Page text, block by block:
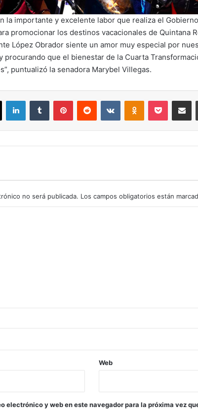
la importante y excelente labor que realiza el
promocionar los destinos vacacionales de Quintana
López Obrador siente un amor muy especial por
procurando que el bienestar de la Cuarta
puntualizó la senadora Marybel Villegas.
X LinkedInTumblr PinterestReddit VKontakteOdnoklassniki
Pocket
no será publicada. Los campos obligatorios están
Web
electrónico y web en este navegador para la próxima vez